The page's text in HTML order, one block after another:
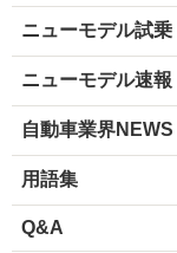
ニューモデル試乗
ニューモデル速報
自動車業界NEWS
用語集
Q&A